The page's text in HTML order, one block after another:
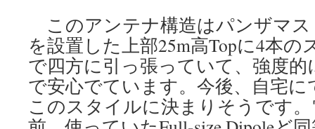
このアンテナ構造はパンザマ
を設置した上部25m高Topに4本
で四方に引っ張っていて、強度
で安心でています。今後、自宅
このスタイルに決まりそうです